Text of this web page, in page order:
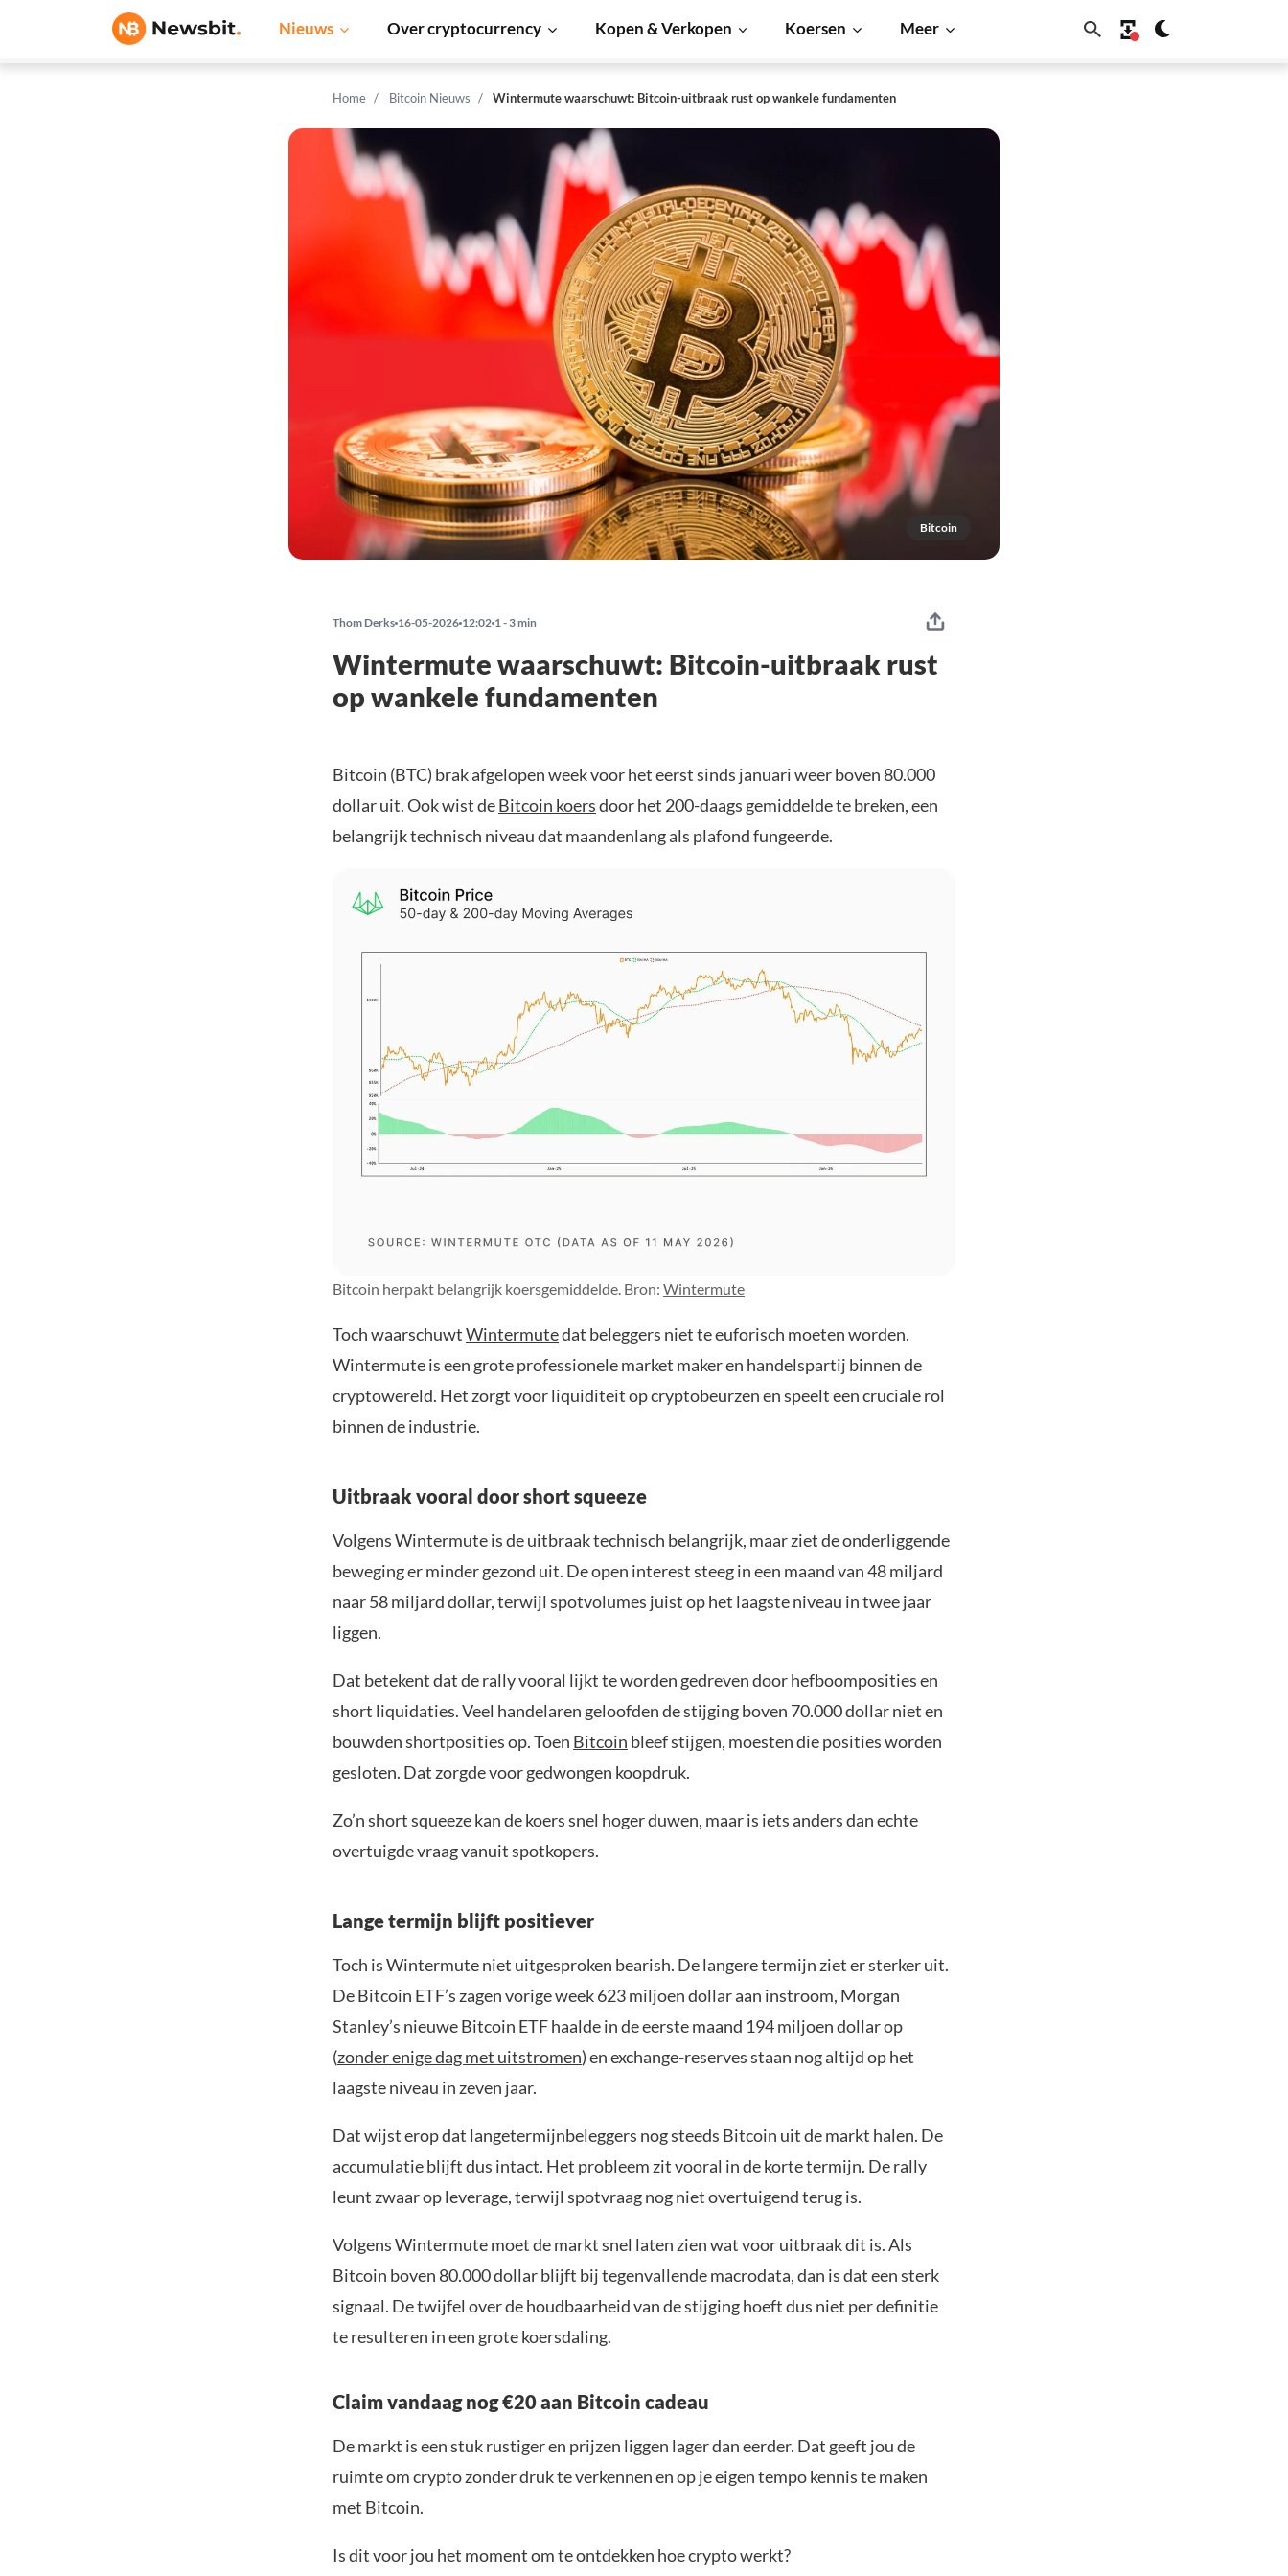
Nieuws Over cryptocurrency Kopen & Verkopen Koersen Meer
Home Bitcoin Nieuws Wintermute waarschuwt: Bitcoin-uitbraak rust op wankele fundamenten
Bitcoin
Thom Derks 16-05-2026 12:02 1 - 3 min
Wintermute waarschuwt: Bitcoin-uitbraak rust
op wankele fundamenten
Bitcoin (BTC) brak afgelopen week voor het eerst sinds januari weer boven 80.000
dollar uit. Ook wist deBitcoin koersdoor het 200-daags gemiddelde te breken, een
belangrijk technisch niveau dat maandenlang als plafond fungeerde.
Bitcoin herpakt belangrijk koersgemiddelde. Bron: Wintermute
Toch waarschuwtWintermutedat beleggers niet te euforisch moeten worden.
Wintermute is een grote professionele market maker en handelspartij binnen de
cryptowereld. Het zorgt voor liquiditeit op cryptobeurzen en speelt een cruciale rol
binnen de industrie.
Uitbraak vooral door short squeeze
Volgens Wintermute is de uitbraak technisch belangrijk, maar ziet de onderliggende
beweging er minder gezond uit. De open interest steeg in een maand van 48 miljard
naar 58 miljard dollar, terwijl spotvolumes juist op het laagste niveau in twee jaar
liggen.
Dat betekent dat de rally vooral lijkt te worden gedreven door hefboomposities en
short liquidaties. Veel handelaren geloofden de stijging boven 70.000 dollar niet en
bouwden shortposities op. Toen Bitcoin bleef stijgen, moesten die posities worden
gesloten. Dat zorgde voor gedwongen koopdruk.
Zo’n short squeeze kan de koers snel hoger duwen, maar is iets anders dan echte
overtuigde vraag vanuit spotkopers.
Lange termijn blijft positiever
Toch is Wintermute niet uitgesproken bearish. De langere termijn ziet er sterker uit.
De Bitcoin ETF’s zagen vorige week 623 miljoen dollar aan instroom, Morgan
Stanley’s nieuwe Bitcoin ETF haalde in de eerste maand 194 miljoen dollar op
(zonder enige dag met uitstromen) en exchange-reserves staan nog altijd op het
laagste niveau in zeven jaar.
Dat wijst erop dat langetermijnbeleggers nog steeds Bitcoin uit de markt halen. De
accumulatie blijft dus intact. Het probleem zit vooral in de korte termijn. De rally
leunt zwaar op leverage, terwijl spotvraag nog niet overtuigend terug is.
Volgens Wintermute moet de markt snel laten zien wat voor uitbraak dit is. Als
Bitcoin boven 80.000 dollar blijft bij tegenvallende macrodata, dan is dat een sterk
signaal. De twijfel over de houdbaarheid van de stijging hoeft dus niet per definitie
te resulteren in een grote koersdaling.
Claim vandaag nog €20 aan Bitcoin cadeau
De markt is een stuk rustiger en prijzen liggen lager dan eerder. Dat geeft jou de
ruimte om crypto zonder druk te verkennen en op je eigen tempo kennis te maken
met Bitcoin.
Is dit voor jou het moment om te ontdekken hoe crypto werkt?